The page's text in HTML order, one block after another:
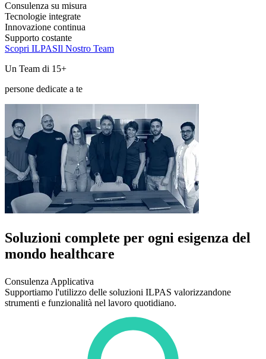
Consulenza su misura
Tecnologie integrate
Innovazione continua
Supporto costante
Scopri ILPASIl Nostro Team
Un Team di 15+
persone dedicate a te
Soluzioni complete per ogni esigenza del
mondo healthcare
Consulenza Applicativa
Supportiamo l'utilizzo delle soluzioni ILPAS valorizzandone
strumenti e funzionalità nel lavoro quotidiano.